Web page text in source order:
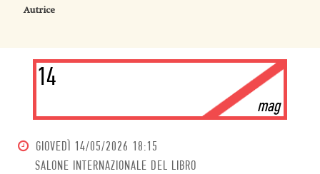
Autrice
14
mag
GIOVEDÌ 14/05/2026 18:15
SALONE INTERNAZIONALE DEL LIBRO